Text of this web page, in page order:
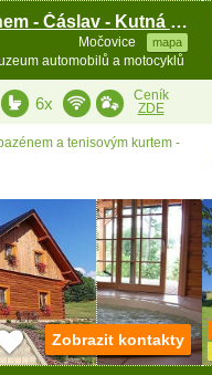
Chalupa s bazénem - Čáslav - Kutná Hora
Močovice mapa
automobilů a motocyklů
6x
Ceník
ZDE
a tenisovým kurtem -
Zobrazit kontakty